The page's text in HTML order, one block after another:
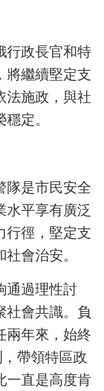
行政長官和特
將繼續堅定支
法施政，與社
定。
隊是市民安全
水平享有廣泛
行徑，堅定支
會治安。
通過理性討
社會共識。負
兩年來，始終
帶領特區政
一直是高度肯